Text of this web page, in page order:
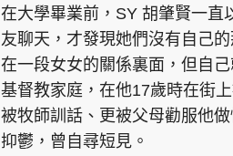
在大學畢業前，SY 胡肇賢一直
友聊天，才發現她們沒有自己
在一段女女的關係裏面，但自
基督教家庭，在他17歲時在街
被牧師訓話、更被父母勸服他
抑鬱，曾自尋短見。